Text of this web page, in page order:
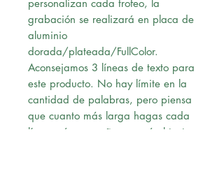
personalizan cada trofeo, la
grabación se realizará en placa de
aluminio
dorada/plateada/FullColor.
Aconsejamos 3 líneas de texto para
este producto. No hay límite en la
cantidad de palabras, pero piensa
que cuanto más larga hagas cada
línea más pequeño se verá el texto